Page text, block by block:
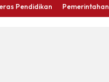
Pendidikan Pemerintahan